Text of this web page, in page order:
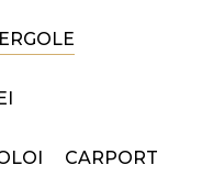
CARPORT